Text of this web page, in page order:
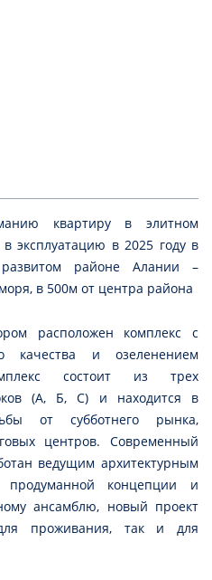
квартиру в элитном
эксплуатацию в 2025 году в
районе Алании –
в 500м от центра района
расположен комплекс с
качества и озеленением
состоит из трех
(А, Б, С) и находится в
от субботнего рынка,
центров. Современный
ведущим архитектурным
концепции и
ансамблю, новый проект
проживания, так и для